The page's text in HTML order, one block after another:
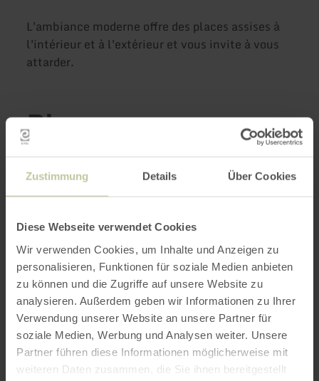
Zustimmung Details Über Cookies
Diese Webseite verwendet Cookies
Wir verwenden Cookies, um Inhalte und Anzeigen zu
personalisieren, Funktionen für soziale Medien anbieten
zu können und die Zugriffe auf unsere Website zu
analysieren. Außerdem geben wir Informationen zu Ihrer
Verwendung unserer Website an unsere Partner für
soziale Medien, Werbung und Analysen weiter. Unsere
Partner führen diese Informationen möglicherweise mit
weiteren Daten zusammen, die Sie ihnen bereitgestellt
L'ambiance moderne offre des places assises à
l'intérieur et à l'extérieur et vous invite à vous
attarder.
Plus
d'informations
Heures d'ouverture
Caractéristiques / Particularités
Catégories